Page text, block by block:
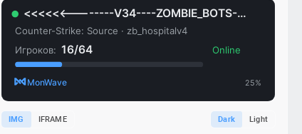
IMG IFRAME Dark Light